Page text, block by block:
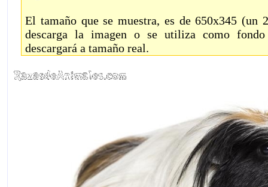
El tamaño que se muestra, es de 650x345 (un
descarga la imagen o se utiliza como
descargará a tamaño real.